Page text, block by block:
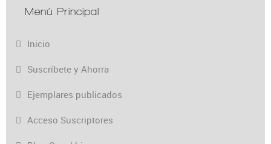
Menú Principal
Inicio
Suscríbete y Ahorra
Ejemplares publicados
Acceso Suscriptores